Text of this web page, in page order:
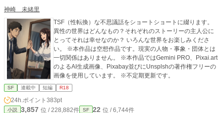
神崎 未緒里
TSF（性転換）な不思議話をショートショートに綴ります。
異性の世界はどんなもの？それぞれのストーリーの主人公に
とってそれは幸せなのか？ いろんな世界をお楽しみくださ
い。 ※本作品は空想作品です。現実の人物・事象・団体とは
一切関係はありません。 ※本作品ではGemini PRO、Pixai.art
のよるAI生成画像、Pixabay並びにUnsplshの著作権フリーの
画像を使用しています。 ※不定期更新です。
SF 連載中 短編 R18
24h.ポイント 383pt
小説 3,857 位 / 228,882件 SF 22 位 / 6,744件